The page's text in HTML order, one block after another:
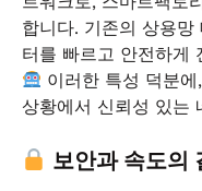
합니다. 기존의 상용망
터를 빠르고 안전하게
이러한 특성 덕분
상황에서 신뢰성 있는
보안과 속도의